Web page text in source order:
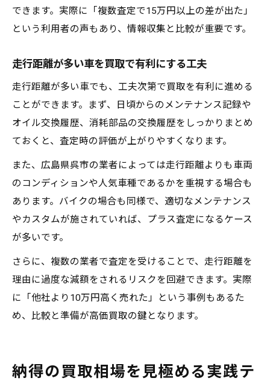
できます。実際に「複数査定で15万円以上の差が出た」
という利用者の声もあり、情報収集と比較が重要です。
走行距離が多い車を買取で有利にする工夫
走行距離が多い車でも、工夫次第で買取を有利に進める
ことができます。まず、日頃からのメンテナンス記録や
オイル交換履歴、消耗部品の交換履歴をしっかりまとめ
ておくと、査定時の評価が上がりやすくなります。
また、広島県呉市の業者によっては走行距離よりも車両
のコンディションや人気車種であるかを重視する場合も
あります。バイクの場合も同様で、適切なメンテナンス
やカスタムが施されていれば、プラス査定になるケース
が多いです。
さらに、複数の業者で査定を受けることで、走行距離を
理由に過度な減額をされるリスクを回避できます。実際
に「他社より10万円高く売れた」という事例もあるた
め、比較と準備が高価買取の鍵となります。
納得の買取相場を見極める実践テ